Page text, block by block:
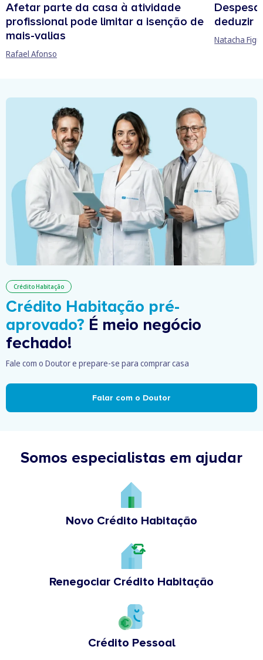
Afetar parte da casa à atividade
profissional pode limitar a isenção de
mais-valias
Rafael Afonso
deduzir
Natacha
Crédito Habitação
Crédito Habitação pré-
aprovado? É meio negócio
fechado!
Fale com o Doutor e prepare-se para comprar casa
Falar com o Doutor
Somos especialistas em ajudar
Novo Crédito Habitação
Renegociar Crédito Habitação
Crédito Pessoal